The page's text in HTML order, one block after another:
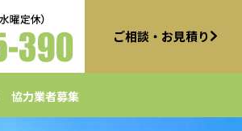
ご相談・お見積り
協力業者募集